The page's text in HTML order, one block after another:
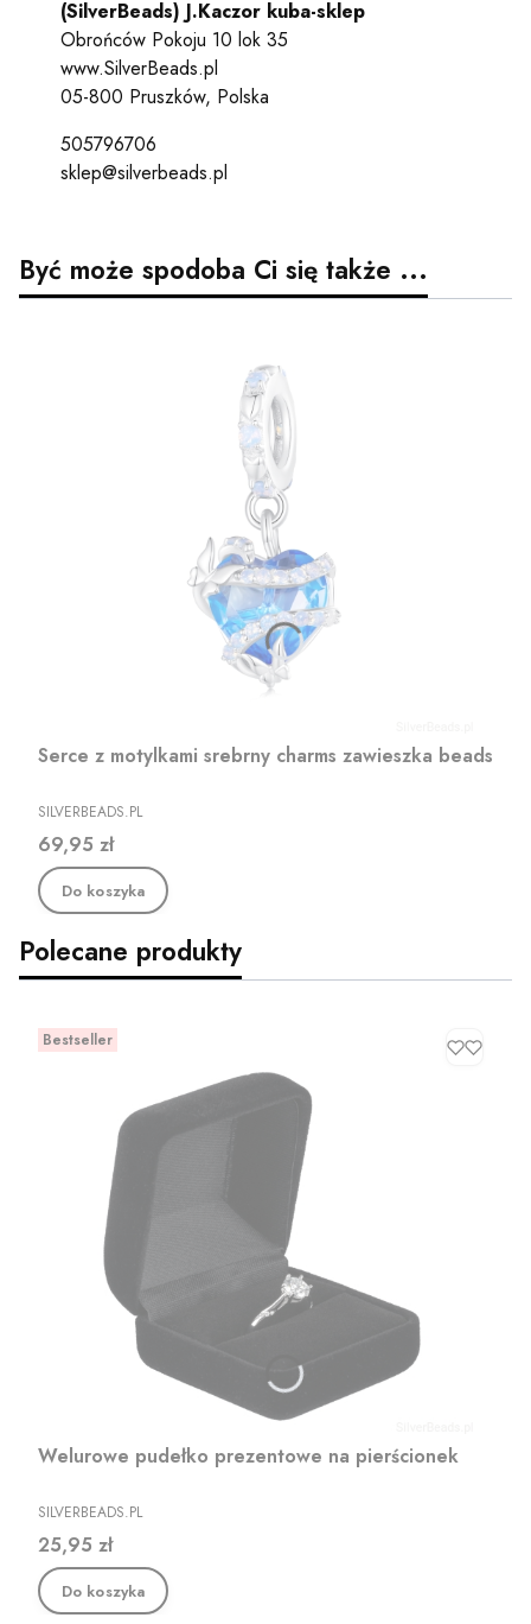
(SilverBeads) J.Kaczor kuba-sklep
Obrońców Pokoju 10 lok 35
www.SilverBeads.pl
05-800 Pruszków, Polska
505796706
sklep@silverbeads.pl
Być może spodoba Ci się także ...
Serce z motylkami srebrny charms zawieszka beads
PRODUCENT
SILVERBEADS.PL
Cena
69,95 zł
Do koszyka
Polecane produkty
Bestseller
Welurowe pudełko prezentowe na pierścionek
PRODUCENT
SILVERBEADS.PL
Cena
25,95 zł
Do koszyka